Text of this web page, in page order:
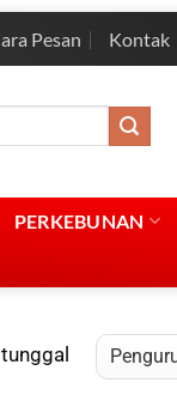
Pesan Kontak
PERKEBUNAN